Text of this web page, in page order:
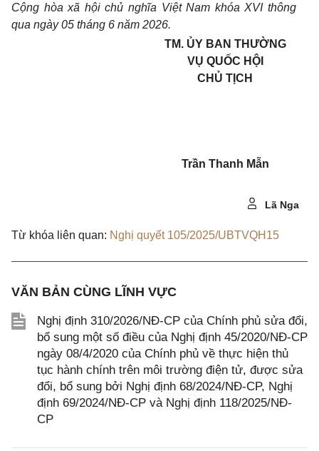
Cộng hòa xã hội chủ nghĩa Việt Nam khóa XVI thông
qua ngày 05 tháng 6 năm 2026.
TM. ỦY BAN THƯỜNG
VỤ QUỐC HỘI
CHỦ TỊCH
Trần Thanh Mẫn
Lã Nga
Từ khóa liên quan: Nghị quyết 105/2025/UBTVQH15
VĂN BẢN CÙNG LĨNH VỰC
Nghị định 310/2026/NĐ-CP của Chính phủ sửa đổi,
bổ sung một số điều của Nghị định 45/2020/NĐ-CP
ngày 08/4/2020 của Chính phủ về thực hiện thủ
tục hành chính trên môi trường điện tử, được sửa
đổi, bổ sung bởi Nghị định 68/2024/NĐ-CP, Nghị
định 69/2024/NĐ-CP và Nghị định 118/2025/NĐ-
CP